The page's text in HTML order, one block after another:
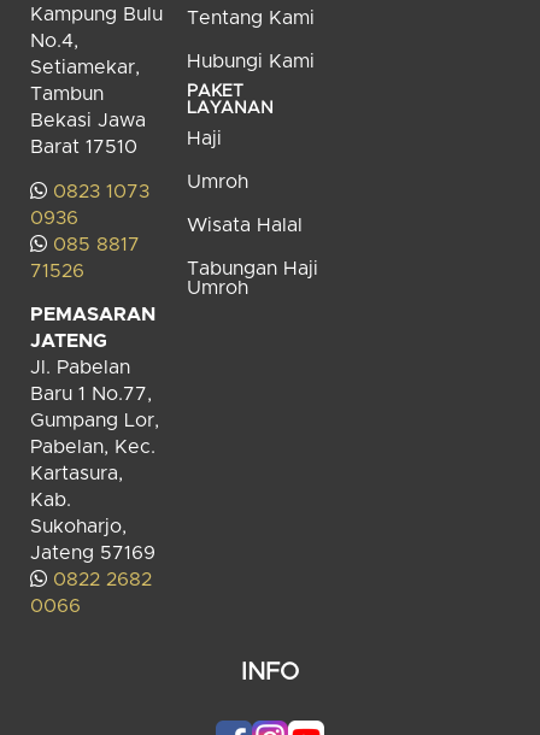
Kampung Bulu
No.4,
Setiamekar,
Tambun
Bekasi Jawa
Barat 17510
0823 1073
0936
085 8817
71526
PEMASARAN
JATENG
Jl. Pabelan
Baru 1 No.77,
Gumpang Lor,
Pabelan, Kec.
Kartasura,
Kab.
Sukoharjo,
Jateng 57169
0822 2682
0066
Tentang Kami
Hubungi Kami
PAKET
LAYANAN
Haji
Umroh
Wisata Halal
Tabungan Haji
Umroh
INFO